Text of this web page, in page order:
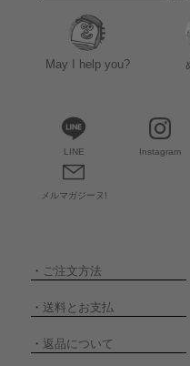
May I help you?
LINE Instagram
メルマガジーヌ!
・ ご注文方法
・ 送料とお支払
・ 返品について